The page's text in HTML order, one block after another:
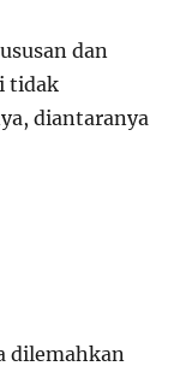
dan
tidak
diantaranya
dilemahkan